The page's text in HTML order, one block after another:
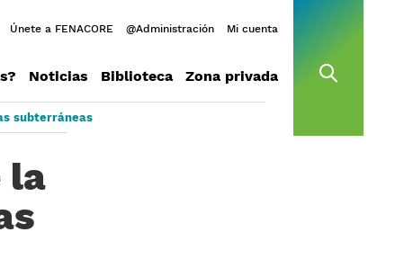
open
Noticias Biblioteca Zona privada
Únete a FENACORE @Administración Mi cuenta
subterráneas
la